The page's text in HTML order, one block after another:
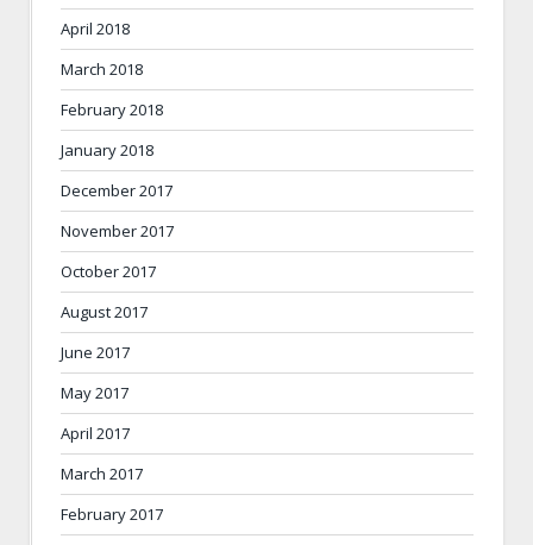
April 2018
March 2018
February 2018
January 2018
December 2017
November 2017
October 2017
August 2017
June 2017
May 2017
April 2017
March 2017
February 2017